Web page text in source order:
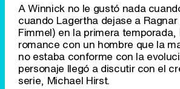
A Winnick no le gustó nada
cuando Lagertha dejase a
Fimmel) en la primera temporada,
romance con un hombre que la
no estaba conforme con la
personaje llegó a discutir con el
serie, Michael Hirst.